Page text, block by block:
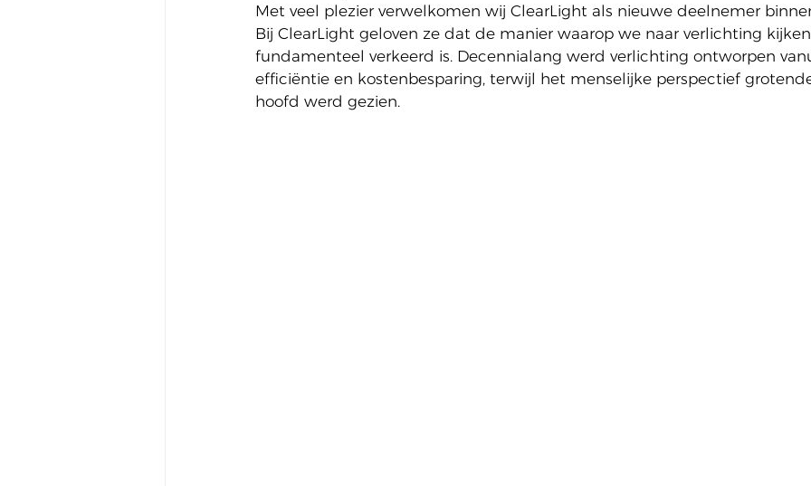
Met veel plezier verwelkomen wij ClearLight als nieuwe deelnemer
Bij ClearLight geloven ze dat de manier waarop we naar verlichting kijken
fundamenteel verkeerd is. Decennialang werd verlichting ontworpen
efficiëntie en kostenbesparing, terwijl het menselijke perspectief
hoofd werd gezien.